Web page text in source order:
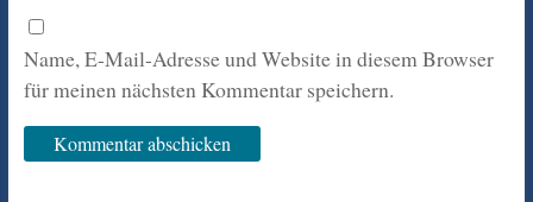
Name, E-Mail-Adresse und Website in diesem Browser
für meinen nächsten Kommentar speichern.